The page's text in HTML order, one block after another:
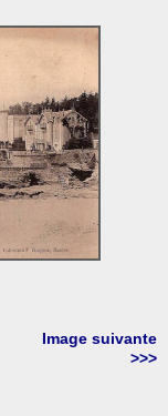
Image suivante
>>>